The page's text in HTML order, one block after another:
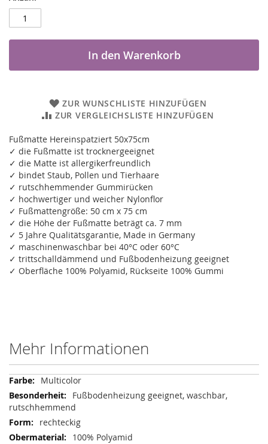
In den Warenkorb
ZUR WUNSCHLISTE HINZUFÜGEN
ZUR VERGLEICHSLISTE HINZUFÜGEN
Fußmatte Hereinspatziert 50x75cm
✓ die Fußmatte ist trocknergeeignet
✓ die Matte ist allergikerfreundlich
✓ bindet Staub, Pollen und Tierhaare
✓ rutschhemmender Gummirücken
✓ hochwertiger und weicher Nylonflor
✓ Fußmattengröße: 50 cm x 75 cm
✓ die Höhe der Fußmatte beträgt ca. 7 mm
✓ 5 Jahre Qualitätsgarantie, Made in Germany
✓ maschinenwaschbar bei 40°C oder 60°C
✓ trittschalldämmend und Fußbodenheizung geeignet
✓ Oberfläche 100% Polyamid, Rückseite 100% Gummi
Mehr Informationen
Mehr
Informationen
Multicolor
Fußbodenheizung geeignet, waschbar,
rutschhemmend
rechteckig
100% Polyamid